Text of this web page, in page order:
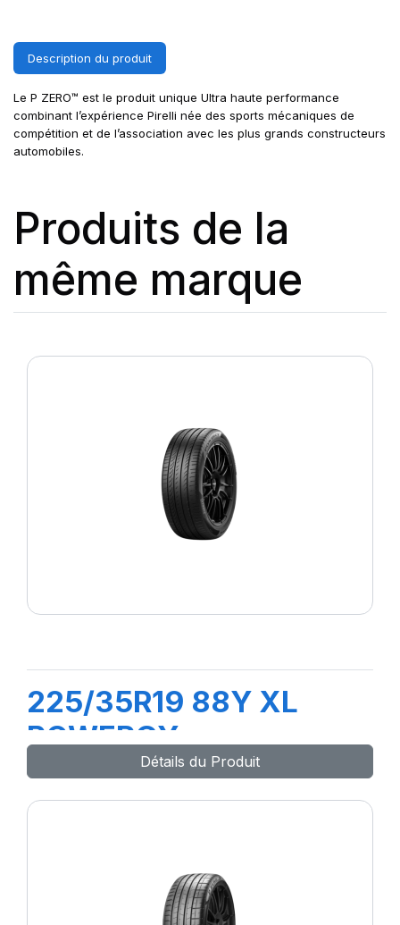
Description du produit
Le P ZERO™ est le produit unique Ultra haute performance
combinant l’expérience Pirelli née des sports mécaniques de
compétition et de l’association avec les plus grands constructeurs
automobiles.
Produits de la
même marque
225/35R19 88Y XL
POWERGY
Détails du Produit